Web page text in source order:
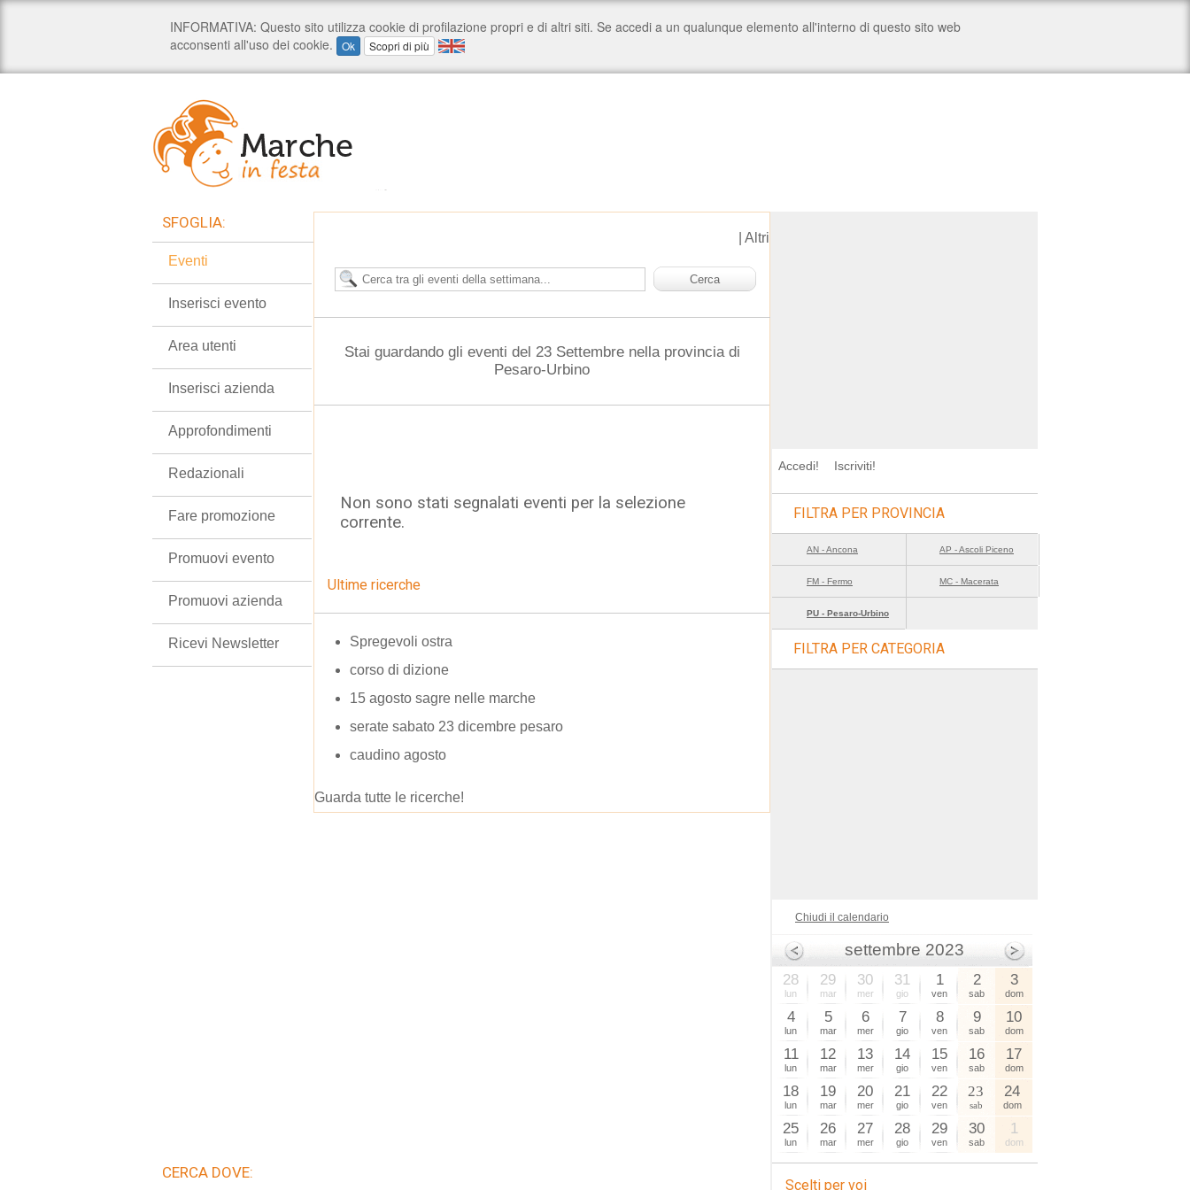
Altri
Stai guardando gli eventi del 23 Settembre nella provincia di
Pesaro-Urbino
Non sono stati segnalati eventi per la selezione
corrente.
Ultime ricerche
Spregevoli ostra
corso di dizione
15 agosto sagre nelle marche
serate sabato 23 dicembre pesaro
caudino agosto
Guarda tutte le ricerche!
SFOGLIA:
Eventi
Inserisci evento
Area utenti
Inserisci azienda
Approfondimenti
Redazionali
Fare promozione
Promuovi evento
Promuovi azienda
Ricevi Newsletter
CERCA DOVE:
Accedi! Iscriviti!
FILTRA PER PROVINCIA
AN - Ancona AP - Ascoli Piceno
FM - Fermo MC - Macerata
PU - Pesaro-Urbino
FILTRA PER CATEGORIA
Chiudi il calendario
settembre 2023
28
lun
29
mar
30
mer
31
gio
1
ven
2
sab
3
dom
4
lun
5
mar
6
mer
7
gio
8
ven
9
sab
10
dom
11
lun
12
mar
13
mer
14
gio
15
ven
16
sab
17
dom
18
lun
19
mar
20
mer
21
gio
22
ven
23
sab
24
dom
25
lun
26
mar
27
mer
28
gio
29
ven
30
sab
1
dom
Scelti per voi